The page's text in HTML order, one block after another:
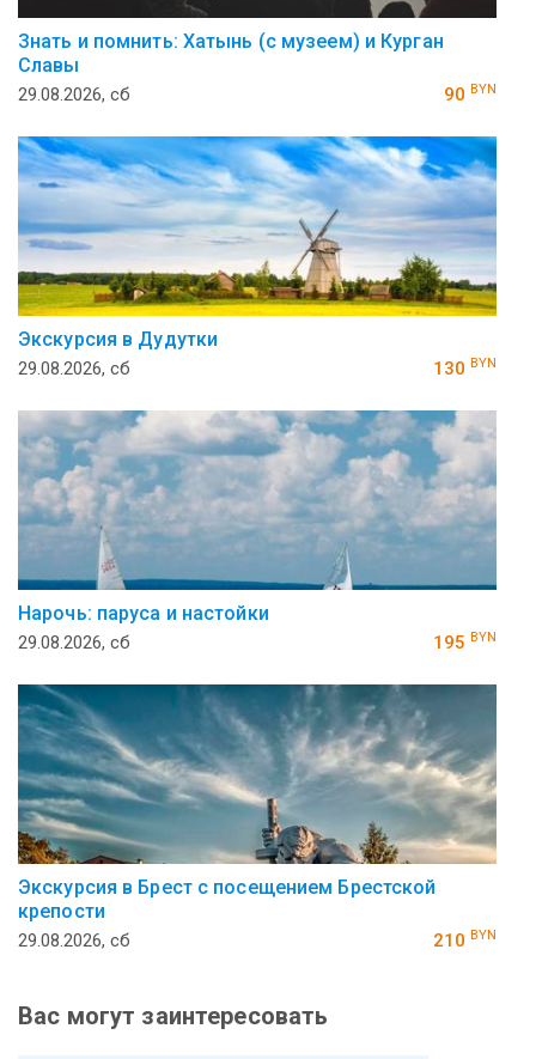
Знать и помнить: Хатынь (с музеем) и Курган
Славы
29.08.2026, сб 90 BYN
Экскурсия в Дудутки
29.08.2026, сб 130 BYN
Нарочь: паруса и настойки
29.08.2026, сб 195 BYN
Экскурсия в Брест с посещением Брестской
крепости
29.08.2026, сб 210 BYN
Вас могут заинтересовать